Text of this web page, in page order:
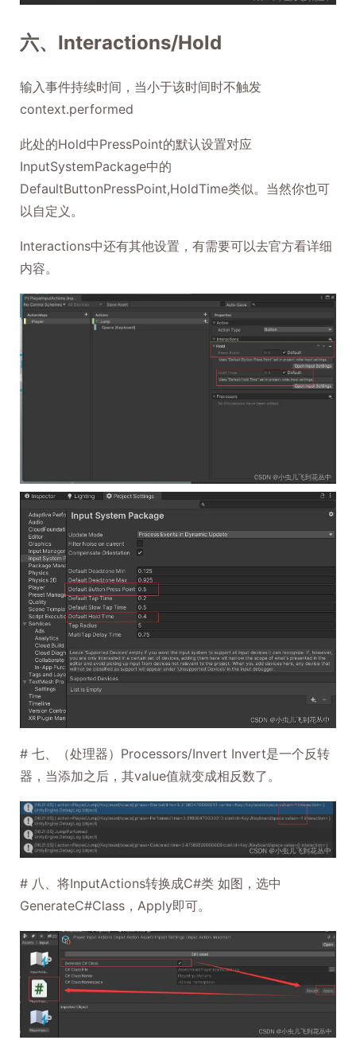
六、Interactions/Hold
输入事件持续时间，当小于该时间时不触发
context.performed
此处的Hold中PressPoint的默认设置对应
InputSystemPackage中的
DefaultButtonPressPoint,HoldTime类似。当然你也可
以自定义。
Interactions中还有其他设置，有需要可以去官方看详细
内容。
# 七、（处理器）Processors/Invert Invert是一个反转
器，当添加之后，其value值就变成相反数了。
# 八、将InputActions转换成C#类 如图，选中
GenerateC#Class，Apply即可。